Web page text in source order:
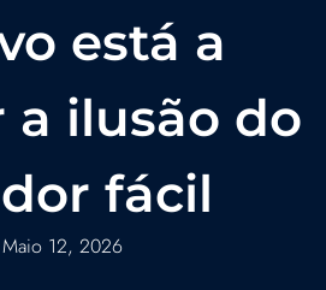
está a
ilusão do
fácil
Maio 12, 2026